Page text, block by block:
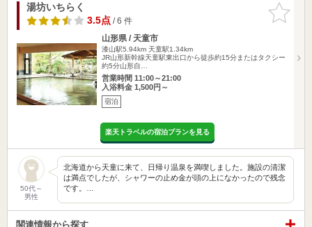
お気に入
りに追加
湯坊いちらく
3.5点/ 6 件
山形県 / 天童市
漆山駅5.94km 天童駅1.34km
JR山形新幹線天童駅東出口から徒歩約15分またはタクシー
約5分山形自…
営業時間 11:00～21:00
入浴料金 1,500円～
宿泊
楽天トラベルの宿泊プランを見る
50代～
男性
北海道から天童に来て、日帰り温泉を満喫しました。施設の清潔
は満点でしたが、シャワーの止め金が頭の上になかったので残念
です。…
関連情報から探す